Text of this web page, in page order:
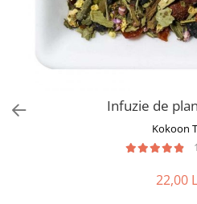
Sirop de ceai
Infuzie de
Kokoon
22,00